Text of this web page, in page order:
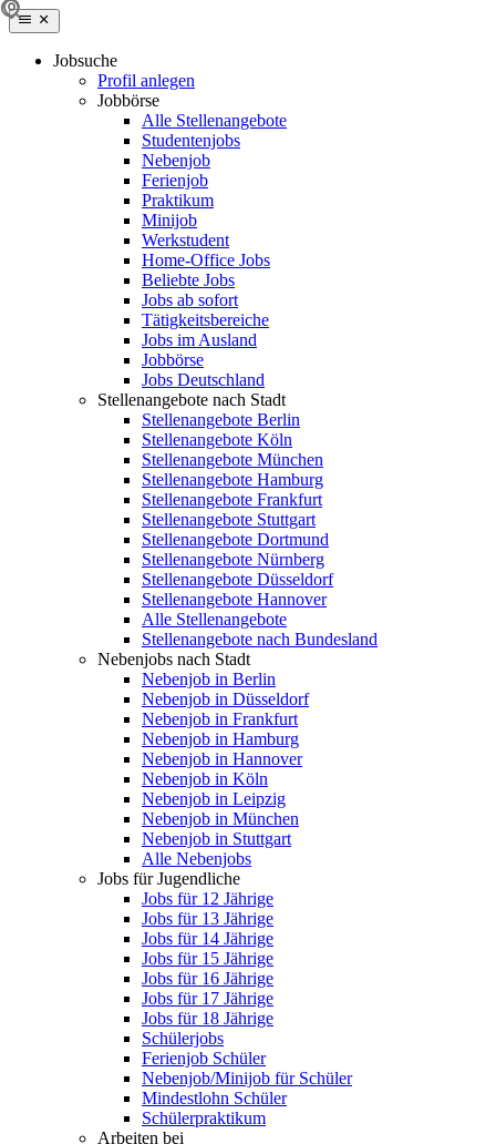
Jobsuche
Profil anlegen
Jobbörse
Alle Stellenangebote
Studentenjobs
Nebenjob
Ferienjob
Praktikum
Minijob
Werkstudent
Home-Office Jobs
Beliebte Jobs
Jobs ab sofort
Tätigkeitsbereiche
Jobs im Ausland
Jobbörse
Jobs Deutschland
Stellenangebote nach Stadt
Stellenangebote Berlin
Stellenangebote Köln
Stellenangebote München
Stellenangebote Hamburg
Stellenangebote Frankfurt
Stellenangebote Stuttgart
Stellenangebote Dortmund
Stellenangebote Nürnberg
Stellenangebote Düsseldorf
Stellenangebote Hannover
Alle Stellenangebote
Stellenangebote nach Bundesland
Nebenjobs nach Stadt
Nebenjob in Berlin
Nebenjob in Düsseldorf
Nebenjob in Frankfurt
Nebenjob in Hamburg
Nebenjob in Hannover
Nebenjob in Köln
Nebenjob in Leipzig
Nebenjob in München
Nebenjob in Stuttgart
Alle Nebenjobs
Jobs für Jugendliche
Jobs für 12 Jährige
Jobs für 13 Jährige
Jobs für 14 Jährige
Jobs für 15 Jährige
Jobs für 16 Jährige
Jobs für 17 Jährige
Jobs für 18 Jährige
Schülerjobs
Ferienjob Schüler
Nebenjob/Minijob für Schüler
Mindestlohn Schüler
Schülerpraktikum
Arbeiten bei